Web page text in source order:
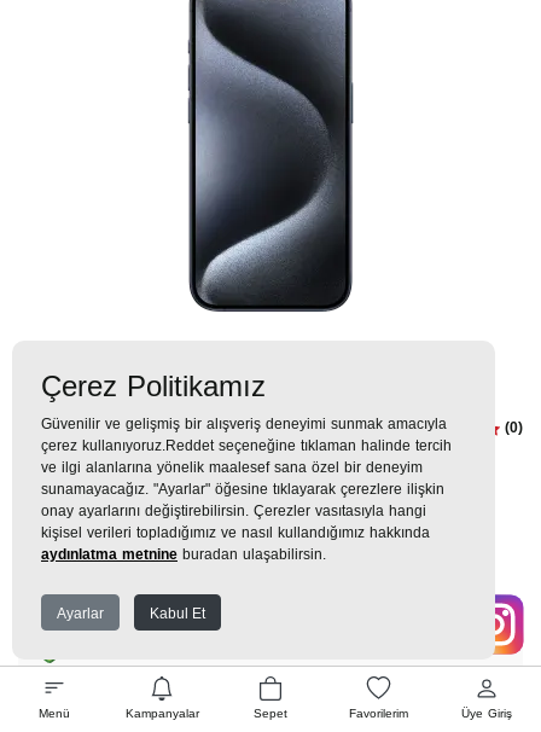
Menü Kampanyalar Sepet Favorilerim Üye Giriş
iPhone 15 Pro 256GB Mavi
Titanyum
(0)
0TL
0 TLx 9 Taksit =0 TL
WHATSAPP SİPARİŞ
Çerez Politikamız
Güvenilir ve gelişmiş bir alışveriş deneyimi sunmak amacıyla
çerez kullanıyoruz.Reddet seçeneğine tıklaman halinde tercih
ve ilgi alanlarına yönelik maalesef sana özel bir deneyim
sunamayacağız. "Ayarlar" öğesine tıklayarak çerezlere ilişkin
onay ayarlarını değiştirebilirsin. Çerezler vasıtasıyla hangi
kişisel verileri topladığımız ve nasıl kullandığımız hakkında
aydınlatma metnine buradan ulaşabilirsin.
Ayarlar Kabul Et